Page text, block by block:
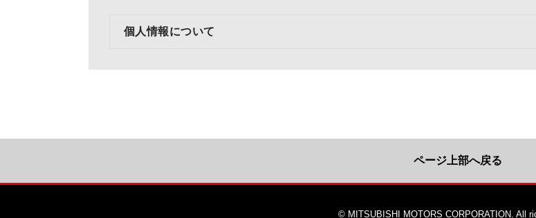
個人情報について
ページ上部へ戻る
© MITSUBISHI MOTORS CORPORATION. All